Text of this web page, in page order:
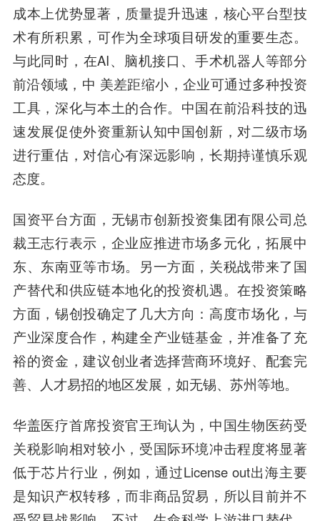
成本上优势显著，质量提升迅速，核心平台型技
术有所积累，可作为全球项目研发的重要生态。
与此同时，在AI、脑机接口、手术机器人等部分
前沿领域，中 美差距缩小，企业可通过多种投资
工具，深化与本土的合作。中国在前沿科技的迅
速发展促使外资重新认知中国创新，对二级市场
进行重估，对信心有深远影响，长期持谨慎乐观
态度。
国资平台方面， 无锡市创新投资集团有限公司总
裁王志行表示，企业应推进市场多元化，拓展中
东、东南亚等市场。另一方面，关税战带来了国
产替代和供应链本地化的投资机遇。在投资策略
方面，锡创投确定了几大方向：高度市场化，与
产业深度合作，构建全产业链基金，并准备了充
裕的资金，建议创业者选择营商环境好、配套完
善、人才易招的地区发展，如无锡、苏州等地。
华盖医疗首席投资官王珣认为，中国生物医药受
关税影响相对较小，受国际环境冲击程度将显著
低于芯片行业，例如，通过License out出海主要
是知识产权转移，而非商品贸易，所以目前并不